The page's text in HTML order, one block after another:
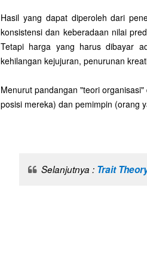
Hasil yang dapat diperoleh dari
konsistensi dan keberadaan nilai
Tetapi harga yang harus dibayar
kehilangan kejujuran, penurunan
Menurut pandangan "teori
posisi mereka) dan pemimpin (orang
Selanjutnya : Trait